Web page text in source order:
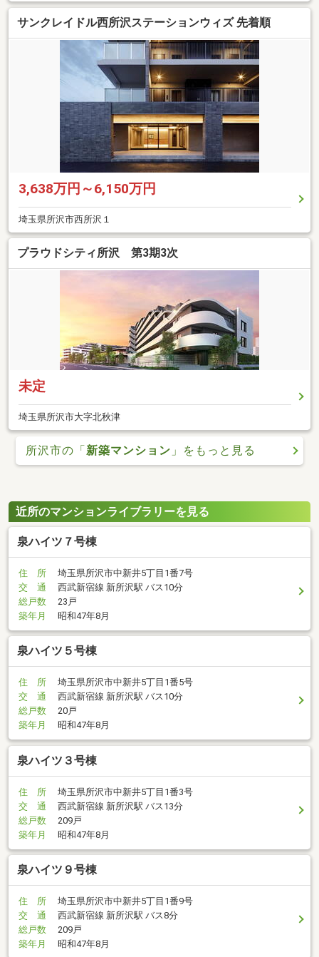
サンクレイドル西所沢ステーションウィズ 先着順
3,638万円～6,150万円
埼玉県所沢市西所沢１
プラウドシティ所沢 第3期3次
未定
埼玉県所沢市大字北秋津
所沢市の「新築マンション 」をもっと見る
近所のマンションライブラリーを見る
泉ハイツ７号棟
住 所
埼玉県所沢市中新井5丁目1番7号
交 通
西武新宿線 新所沢駅 バス10分
総戸数
23戸
築年月
昭和47年8月
泉ハイツ５号棟
住 所
埼玉県所沢市中新井5丁目1番5号
交 通
西武新宿線 新所沢駅 バス10分
総戸数
20戸
築年月
昭和47年8月
泉ハイツ３号棟
住 所
埼玉県所沢市中新井5丁目1番3号
交 通
西武新宿線 新所沢駅 バス13分
総戸数
209戸
築年月
昭和47年8月
泉ハイツ９号棟
住 所
埼玉県所沢市中新井5丁目1番9号
交 通
西武新宿線 新所沢駅 バス8分
総戸数
209戸
築年月
昭和47年8月